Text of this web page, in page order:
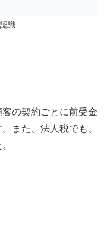
識
客の契約ごとに前受金
また、法人税でも、